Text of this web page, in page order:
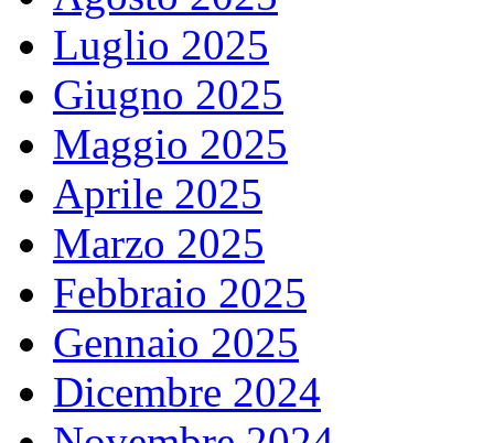
Luglio 2025
Giugno 2025
Maggio 2025
Aprile 2025
Marzo 2025
Febbraio 2025
Gennaio 2025
Dicembre 2024